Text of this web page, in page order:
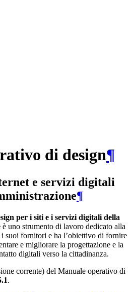
di design¶
e servizi digitali
¶
per i siti e i servizi digitali della
è uno strumento di lavoro dedicato alla
suoi fornitori e ha l’obiettivo di fornire
e migliorare la progettazione e la
digitali verso la cittadinanza.
corrente) del Manuale operativo di
.